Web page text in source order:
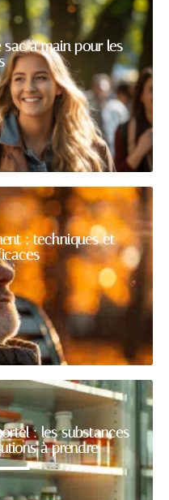
à main pour les
: techniques et
: les substances
à prendre